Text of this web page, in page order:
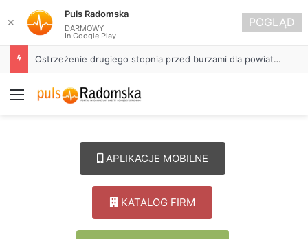
Ostrzeżenie drugiego stopnia przed burzami dla powiatu radomszczańskiego
Menu
APLIKACJE MOBILNE
KATALOG FIRM
✕
Puls Radomska
DARMOWY
In Google Play
POGLĄD